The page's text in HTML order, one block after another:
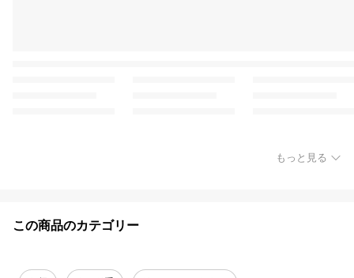
もっと見る
この商品のカテゴリー